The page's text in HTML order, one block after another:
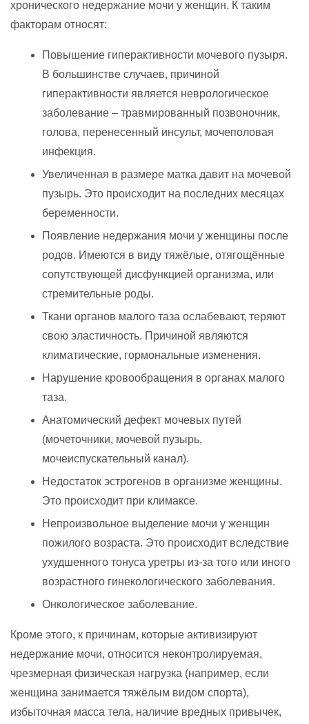
хронического недержание мочи у женщин. К таким
факторам относят:
Повышение гиперактивности мочевого пузыря.
В большинстве случаев, причиной
гиперактивности является неврологическое
заболевание – травмированный позвоночник,
голова, перенесенный инсульт, мочеполовая
инфекция.
Увеличенная в размере матка давит на мочевой
пузырь. Это происходит на последних месяцах
беременности.
Появление недержания мочи у женщины после
родов. Имеются в виду тяжёлые, отягощённые
сопутствующей дисфункцией организма, или
стремительные роды.
Ткани органов малого таза ослабевают, теряют
свою эластичность. Причиной являются
климатические, гормональные изменения.
Нарушение кровообращения в органах малого
таза.
Анатомический дефект мочевых путей
(мочеточники, мочевой пузырь,
мочеиспускательный канал).
Недостаток эстрогенов в организме женщины.
Это происходит при климаксе.
Непроизвольное выделение мочи у женщин
пожилого возраста. Это происходит вследствие
ухудшенного тонуса уретры из-за того или иного
возрастного гинекологического заболевания.
Онкологическое заболевание.
Кроме этого, к причинам, которые активизируют
недержание мочи, относится неконтролируемая,
чрезмерная физическая нагрузка (например, если
женщина занимается тяжёлым видом спорта),
избыточная масса тела, наличие вредных привычек,